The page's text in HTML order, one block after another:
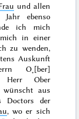
und allen
ebenso
ich mich
in einer
zu wenden,
Auskunft
O˖[ber]
Herr Ober
wünscht aus
Doctors der
, wo er sich